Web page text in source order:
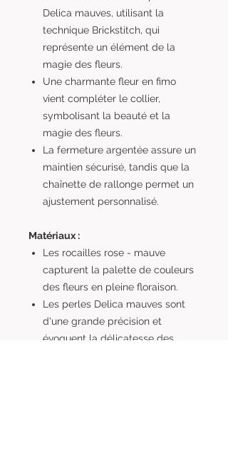
Delica mauves, utilisant la
technique Brickstitch, qui
représente un élément de la
magie des fleurs.
Une charmante fleur en fimo
vient compléter le collier,
symbolisant la beauté et la
magie des fleurs.
La fermeture argentée assure un
maintien sécurisé, tandis que la
chaînette de rallonge permet un
ajustement personnalisé.
Matériaux :
Les rocailles rose - mauve
capturent la palette de couleurs
des fleurs en pleine floraison.
Les perles Delica mauves sont
d'une grande précision et
évoquent la délicatesse des